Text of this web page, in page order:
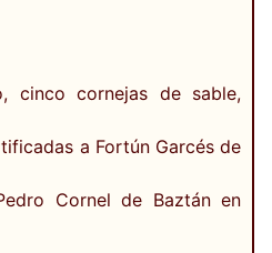
cinco cornejas de sable,
a Fortún Garcés de
Cornel de Baztán en